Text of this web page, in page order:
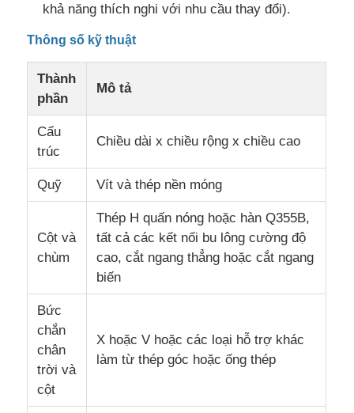
khả năng thích nghi với nhu cầu thay đổi).
Thông số kỹ thuật
Thành
phần
Mô tả
Cấu
trúc
Chiều dài x chiều rộng x chiều cao
Quỹ Vít và thép nền móng
Cột và
chùm
Thép H quấn nóng hoặc hàn Q355B,
tất cả các kết nối bu lông cường độ
cao, cắt ngang thẳng hoặc cắt ngang
biến
Bức
chắn
chân
trời và
cột
X hoặc V hoặc các loại hỗ trợ khác
làm từ thép góc hoặc ống thép